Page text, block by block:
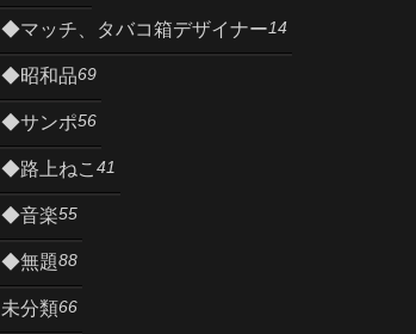
◆マッチ、タバコ箱デザイナー14
◆昭和品69
◆サンポ56
◆路上ねこ 41
◆音楽55
◆無題88
未分類66